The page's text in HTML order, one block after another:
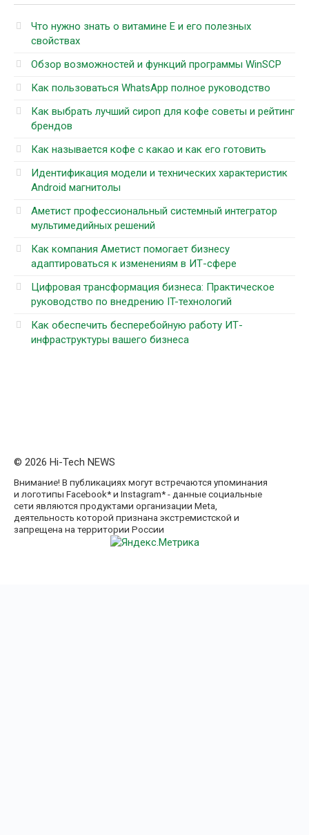
Что нужно знать о витамине Е и его полезных
свойствах
Обзор возможностей и функций программы WinSCP
Как пользоваться WhatsApp полное руководство
Как выбрать лучший сироп для кофе советы и рейтинг
брендов
Как называется кофе с какао и как его готовить
Идентификация модели и технических характеристик
Android магнитолы
Аметист профессиональный системный интегратор
мультимедийных решений
Как компания Аметист помогает бизнесу
адаптироваться к изменениям в ИТ-сфере
Цифровая трансформация бизнеса: Практическое
руководство по внедрению IT-технологий
Как обеспечить бесперебойную работу ИТ-
инфраструктуры вашего бизнеса
© 2026 Hi-Tech NEWS
Внимание! В публикациях могут встречаются упоминания
и логотипы Facebook* и Instagram* - данные социальные
сети являются продуктами организации Meta,
деятельность которой признана экстремистской и
запрещена на территории России